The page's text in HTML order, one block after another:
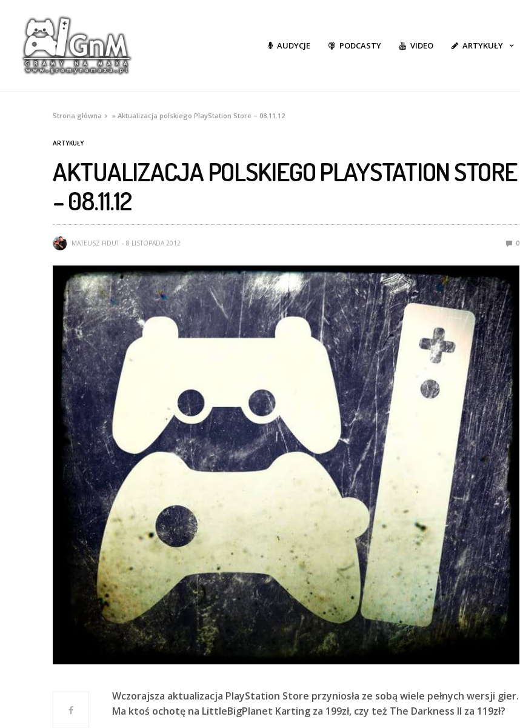
AUDYCJE PODCASTY VIDEO ARTYKUŁY
Strona główna »Aktualizacja polskiego PlayStation Store – 08.11.12
ARTYKUŁY
AKTUALIZACJA POLSKIEGO PLAYSTATION STORE
– 08.11.12
MATEUSZ FIDUT 8 LISTOPADA 2012 0
Wczorajsza aktualizacja PlayStation Store przyniosła ze sobą wiele pełnych wersji gier.
Ma ktoś ochotę na LittleBigPlanet Karting za 199zł, czy też The Darkness II za 119zł?